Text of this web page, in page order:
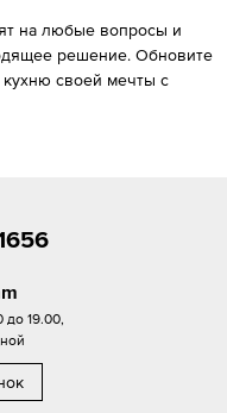
на любые вопросы и
решение. Обновите
кухню своей мечты с
до 19.00,